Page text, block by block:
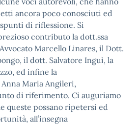
ancora poco conosciuti ed
di riflessione. Si
contributo la dott.ssa
Marcello Linares, il Dott.
il dott. Salvatore Inguì, la
ed infine la
Anna Maria Angileri,
di riferimento. Ci auguriamo
queste possano ripetersi ed
all’insegna